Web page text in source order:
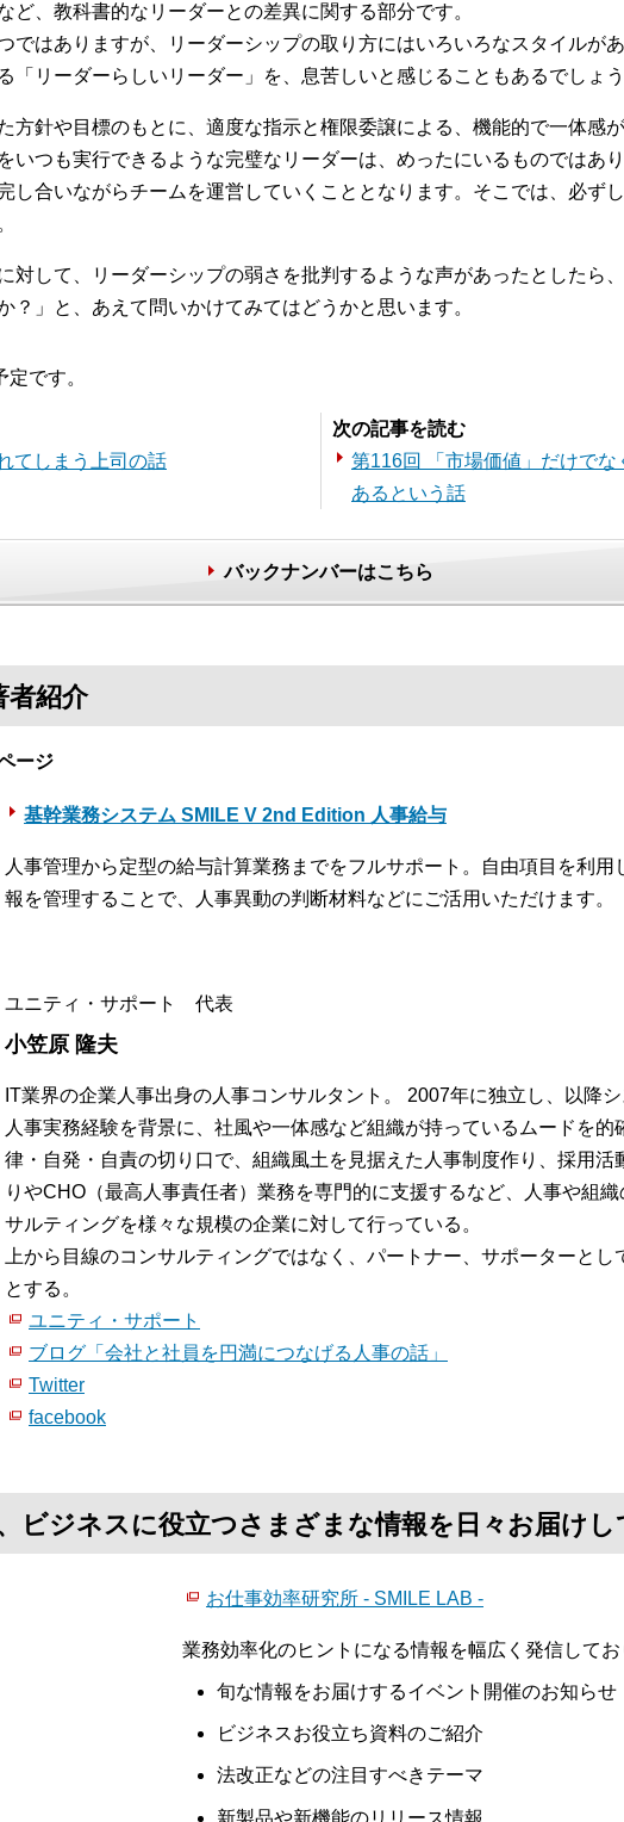
ど、教科書的なリーダーとの差異に関する部分です。
ではありますが、リーダーシップの取り方にはいろいろなスタイルが
「リーダーらしいリーダー」を、息苦しいと感じることもあるでしょう
方針や目標のもとに、適度な指示と権限委譲による、機能的で一体感
いつも実行できるような完璧なリーダーは、めったにいるものではあ
し合いながらチームを運営していくこととなります。そこでは、必ず
対して、リーダーシップの弱さを批判するような声があったとしたら
？」と、あえて問いかけてみてはどうかと思います。
です。
てしまう上司の話
次の記事を読む
第116回 「市場価値」だけで
あるという話
バックナンバーはこちら
者紹介
ージ
基幹業務システム SMILE V 2nd Edition 人事給与
人事管理から定型の給与計算業務までをフルサポート。自由項目を利
報を管理することで、人事異動の判断材料などにご活用いただけます。
ユニティ・サポート 代表
小笠原 隆夫
IT業界の企業人事出身の人事コンサルタント。 2007年に独立し、以降
人事実務経験を背景に、社風や一体感など組織が持っているムードを的
律・自発・自責の切り口で、組織風土を見据えた人事制度作り、採用活
りやCHO（最高人事責任者）業務を専門的に支援するなど、人事や組
サルティングを様々な規模の企業に対して行っている。
上から目線のコンサルティングではなく、パートナー、サポーターと
とする。
ユニティ・サポート
ブログ「会社と社員を円満につなげる人事の話」
Twitter
facebook
ビジネスに役立つさまざまな情報を日々お届けし
お仕事効率研究所 - SMILE LAB -
業務効率化のヒントになる情報を幅広く発信してお
旬な情報をお届けするイベント開催のお知らせ
ビジネスお役立ち資料のご紹介
法改正などの注目すべきテーマ
新製品や新機能のリリース情報